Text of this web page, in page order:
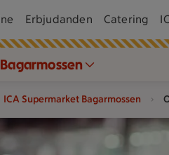
Erbjudanden Catering
ICA Supermarket Bagarmossen
kyldiskar i en mataffär.